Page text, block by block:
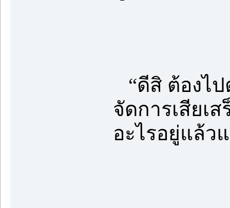
“ดีสิ ต้องไ
จัดการเสียเ
อะไรอยู่แล้ว